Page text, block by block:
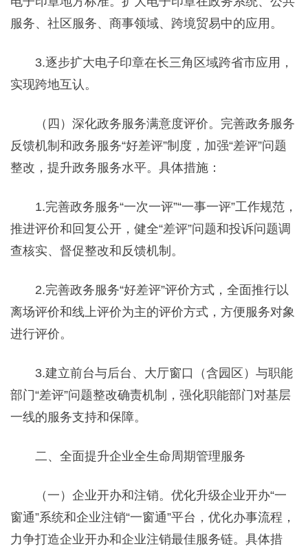
服务、社区服务、商事领域、跨境贸易中的应用。
3.逐步扩大电子印章在长三角区域跨省市应用，
实现跨地互认。
（四）深化政务服务满意度评价。完善政务服务
反馈机制和政务服务“好差评”制度，加强“差评”问题
整改，提升政务服务水平。具体措施：
1.完善政务服务“一次一评”“一事一评”工作规范，
推进评价和回复公开，健全“差评”问题和投诉问题调
查核实、督促整改和反馈机制。
2.完善政务服务“好差评”评价方式，全面推行以
离场评价和线上评价为主的评价方式，方便服务对象
进行评价。
3.建立前台与后台、大厅窗口（含园区）与职能
部门“差评”问题整改确责机制，强化职能部门对基层
一线的服务支持和保障。
二、全面提升企业全生命周期管理服务
（一）企业开办和注销。优化升级企业开办“一
窗通”系统和企业注销“一窗通”平台，优化办事流程，
力争打造企业开办和企业注销最佳服务链。具体措